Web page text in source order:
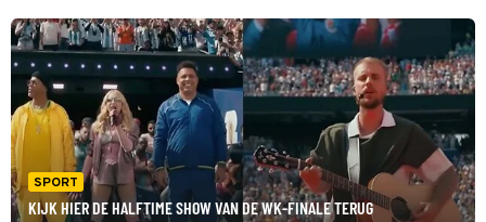
oefenmeester is Johan Plat en hij wil aanvallend voetballen.
SPORT
KIJK HIER DE HALFTIME SHOW VAN DE WK-FINALE TERUG